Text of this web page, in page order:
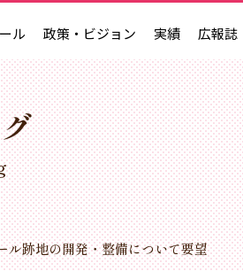
ル 政策・ビジョン 実績 広報誌
ル跡地の開発・整備について要望